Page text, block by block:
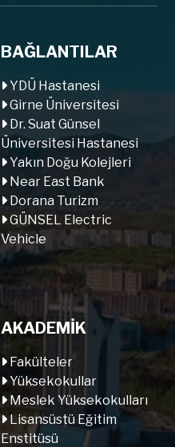
BAĞLANTILAR
YDÜ Hastanesi
Girne Üniversitesi
Dr. Suat Günsel
Üniversitesi Hastanesi
Yakın Doğu Kolejleri
Near East Bank
Dorana Turizm
GÜNSEL Electric
Vehicle
AKADEMİK
Fakülteler
Yüksekokullar
Meslek Yüksekokulları
Lisansüstü Eğitim
Enstitüsü